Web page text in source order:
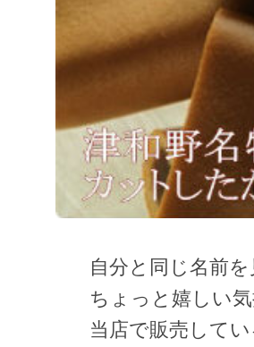
自分と同じ名前
ちょっと嬉しい
当店で販売してい